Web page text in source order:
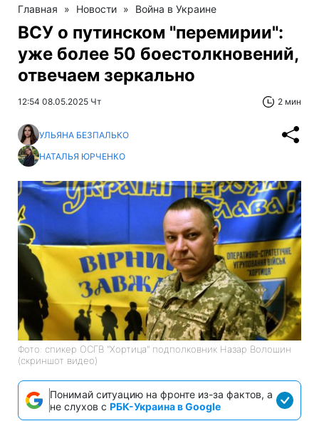
Главная » Новости » Война в Украине
ВСУ о путинском "перемирии":
уже более 50 боестолкновений,
отвечаем зеркально
12:54 08.05.2025 Чт 2 мин
УЛЬЯНА БЕЗПАЛЬКО
НАТАЛЬЯ ЮРЧЕНКО
Фото: спикер ОСГВ "Хортица" подполковник Назар Волошин
(скриншот видео)
Понимай ситуацию на фронте из-за фактов, а
не слухов с РБК-Украина в Google